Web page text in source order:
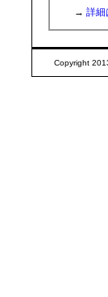
→ 詳細
Copyright